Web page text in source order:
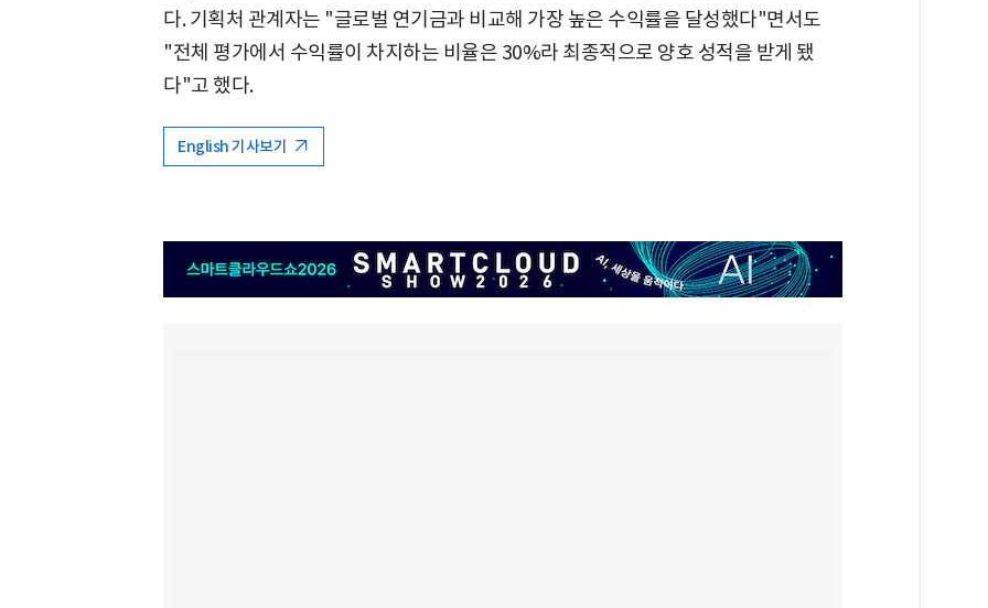
다. 기획처 관계자는 "글로벌 연기금과 비교해 가장 높은 수익률을 달성했다"면서도
"전체 평가에서 수익률이 차지하는 비율은 30%라 최종적으로 양호 성적을 받게 됐
다"고 했다.
English 기사보기